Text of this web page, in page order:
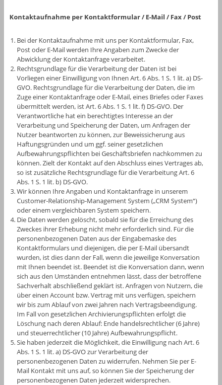
Kontaktaufnahme per Kontaktformular / E-Mail / Fax / Post
Bei der Kontaktaufnahme mit uns per Kontaktformular, Fax,
Post oder E-Mail werden Ihre Angaben zum Zwecke der
Abwicklung der Kontaktanfrage verarbeitet.
Rechtsgrundlage für die Verarbeitung der Daten ist bei
Vorliegen einer Einwilligung von Ihnen Art. 6 Abs. 1 S. 1 lit. a) DS-
GVO. Rechtsgrundlage für die Verarbeitung der Daten, die im
Zuge einer Kontaktanfrage oder E-Mail, eines Briefes oder Faxes
übermittelt werden, ist Art. 6 Abs. 1 S. 1 lit. f) DS-GVO. Der
Verantwortliche hat ein berechtigtes Interesse an der
Verarbeitung und Speicherung der Daten, um Anfragen der
Nutzer beantworten zu können, zur Beweissicherung aus
Haftungsgründen und um ggf. seiner gesetzlichen
Aufbewahrungspflichten bei Geschäftsbriefen nachkommen zu
können. Zielt der Kontakt auf den Abschluss eines Vertrages ab,
so ist zusätzliche Rechtsgrundlage für die Verarbeitung Art. 6
Abs. 1 S. 1 lit. b) DS-GVO.
Wir können Ihre Angaben und Kontaktanfrage in unserem
Customer-Relationship-Management System („CRM System“)
oder einem vergleichbaren System speichern.
Die Daten werden gelöscht, sobald sie für die Erreichung des
Zweckes ihrer Erhebung nicht mehr erforderlich sind. Für die
personenbezogenen Daten aus der Eingabemaske des
Kontaktformulars und diejenigen, die per E-Mail übersandt
wurden, ist dies dann der Fall, wenn die jeweilige Konversation
mit Ihnen beendet ist. Beendet ist die Konversation dann, wenn
sich aus den Umständen entnehmen lässt, dass der betroffene
Sachverhalt abschließend geklärt ist. Anfragen von Nutzern, die
über einen Account bzw. Vertrag mit uns verfügen, speichern
wir bis zum Ablauf von zwei Jahren nach Vertragsbeendigung.
Im Fall von gesetzlichen Archivierungspflichten erfolgt die
Löschung nach deren Ablauf: Ende handelsrechtlicher (6 Jahre)
und steuerrechtlicher (10 Jahre) Aufbewahrungspflicht.
Sie haben jederzeit die Möglichkeit, die Einwilligung nach Art. 6
Abs. 1 S. 1 lit. a) DS-GVO zur Verarbeitung der
personenbezogenen Daten zu widerrufen. Nehmen Sie per E-
Mail Kontakt mit uns auf, so können Sie der Speicherung der
personenbezogenen Daten jederzeit widersprechen.